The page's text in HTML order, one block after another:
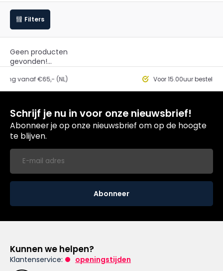
Filters
Geen producten
gevonden!...
vanaf €65,- (NL) Voor 15.00uur besteld,
Schrijf je nu in voor onze nieuwsbrief!
Abonneer je op onze nieuwsbrief om op de hoogte
te blijven.
Abonneer
Kunnen we helpen?
Klantenservice:
openingstijden